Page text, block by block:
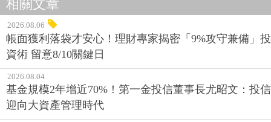
相關文章
2026.08.06
帳面獲利落袋才安心！理財專家揭密「9%攻守兼備」投
資術 留意8/10關鍵日
2026.08.04
基金規模2年增近70%！第一金投信董事長尤昭文：投信
迎向大資產管理時代